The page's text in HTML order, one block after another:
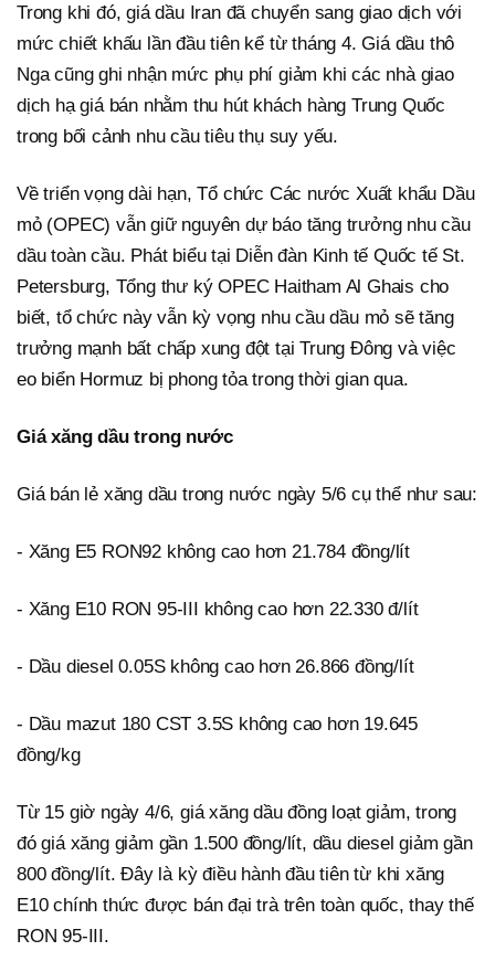
Trong khi đó, giá dầu Iran đã chuyển sang giao dịch với
mức chiết khấu lần đầu tiên kể từ tháng 4. Giá dầu thô
Nga cũng ghi nhận mức phụ phí giảm khi các nhà giao
dịch hạ giá bán nhằm thu hút khách hàng Trung Quốc
trong bối cảnh nhu cầu tiêu thụ suy yếu.
Về triển vọng dài hạn, Tổ chức Các nước Xuất khẩu Dầu
mỏ (OPEC) vẫn giữ nguyên dự báo tăng trưởng nhu cầu
dầu toàn cầu. Phát biểu tại Diễn đàn Kinh tế Quốc tế St.
Petersburg, Tổng thư ký OPEC Haitham Al Ghais cho
biết, tổ chức này vẫn kỳ vọng nhu cầu dầu mỏ sẽ tăng
trưởng mạnh bất chấp xung đột tại Trung Đông và việc
eo biển Hormuz bị phong tỏa trong thời gian qua.
Giá xăng dầu trong nước
Giá bán lẻ xăng dầu trong nước ngày 5/6 cụ thể như sau:
- Xăng E5 RON92 không cao hơn 21.784 đồng/lít
- Xăng E10 RON 95-III không cao hơn 22.330 đ/lít
- Dầu diesel 0.05S không cao hơn 26.866 đồng/lít
- Dầu mazut 180 CST 3.5S không cao hơn 19.645
đồng/kg
Từ 15 giờ ngày 4/6, giá xăng dầu đồng loạt giảm, trong
đó giá xăng giảm gần 1.500 đồng/lít, dầu diesel giảm gần
800 đồng/lít. Đây là kỳ điều hành đầu tiên từ khi xăng
E10 chính thức được bán đại trà trên toàn quốc, thay thế
RON 95-III.